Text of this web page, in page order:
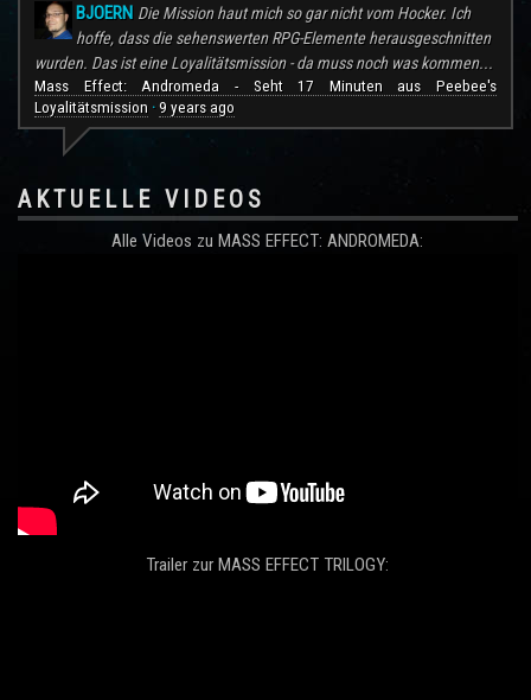
BJOERN Die Mission haut mich so gar nicht vom Hocker. Ich
hoffe, dass die sehenswerten RPG-Elemente herausgeschnitten
wurden. Das ist eine Loyalitätsmission - da muss noch was kommen...
Mass Effect: Andromeda - Seht 17 Minuten aus Peebee's
Loyalitätsmission · 9 years ago
AKTUELLE VIDEOS
Alle Videos zu MASS EFFECT: ANDROMEDA:
Trailer zur MASS EFFECT TRILOGY: